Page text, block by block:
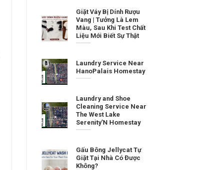
Giặt Váy Bị Dính Rượu
Vang | Tưởng Là Lem
Màu, Sau Khi Test Chất
Liệu Mới Biết Sự Thật
Laundry Service Near
HanoPalais Homestay
Laundry and Shoe
Cleaning Service Near
The West Lake
Serenity’N Homestay
Gấu Bông Jellycat Tự
Giặt Tại Nhà Có Được
Không?